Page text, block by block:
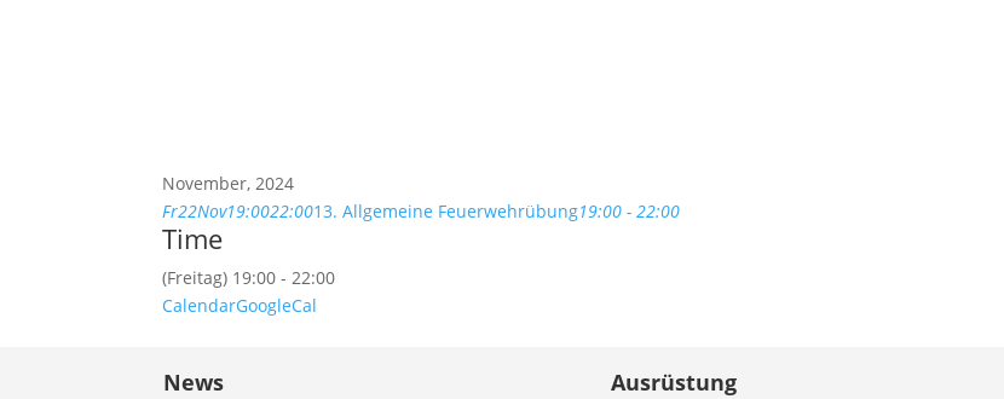
November, 2024
Fr22Nov19:0022:0013. Allgemeine Feuerwehrübung19:00 - 22:00
Time
(Freitag) 19:00 - 22:00
CalendarGoogleCal
News Ausrüstung